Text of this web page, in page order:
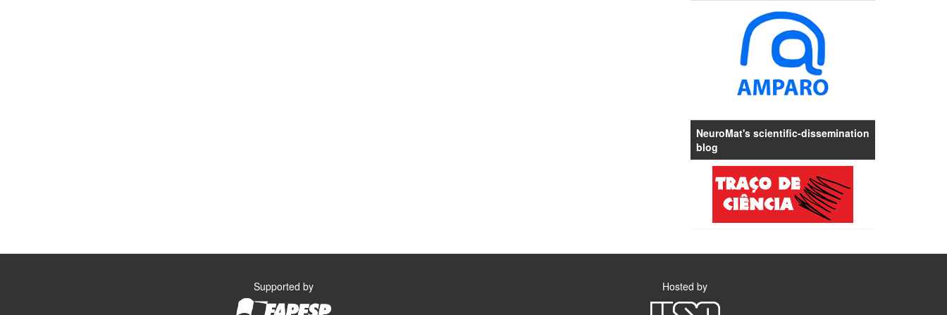
NeuroMat's scientific-dissemination
blog
Supported by Hosted by